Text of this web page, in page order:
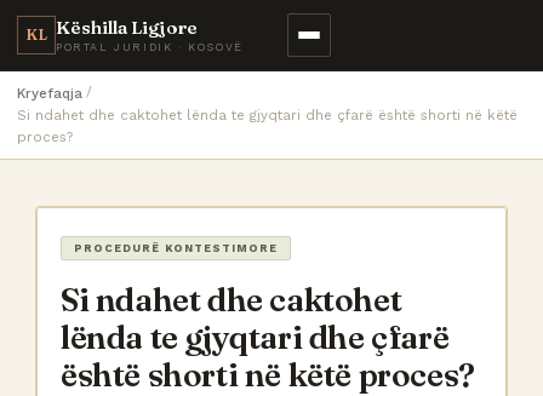
KL Këshilla Ligjore
PORTAL JURIDIK · KOSOVË
Kryefaqja
Si ndahet dhe caktohet lënda te gjyqtari dhe çfarë është shorti në këtë
proces?
PROCEDURË KONTESTIMORE
Si ndahet dhe caktohet
lënda te gjyqtari dhe çfarë
është shorti në këtë proces?